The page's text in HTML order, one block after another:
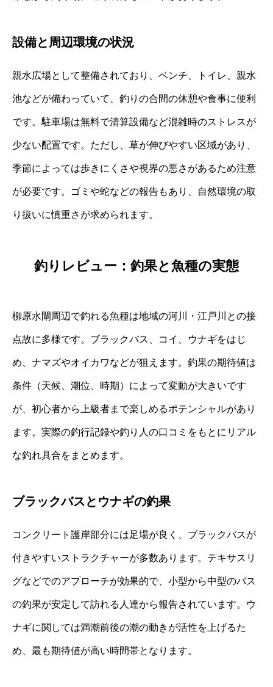
設備と周辺環境の状況
親水広場として整備されており、ベンチ、トイレ、親水
池などが備わっていて、釣りの合間の休憩や食事に便利
です。駐車場は無料で清算設備など混雑時のストレスが
少ない配置です。ただし、草が伸びやすい区域があり、
季節によっては歩きにくさや視界の悪さがあるため注意
が必要です。ゴミや蛇などの報告もあり、自然環境の取
り扱いに慎重さが求められます。
釣りレビュー：釣果と魚種の実態
柳原水閘周辺で釣れる魚種は地域の河川・江戸川との接
点故に多様です。ブラックバス、コイ、ウナギをはじ
め、ナマズやオイカワなどが狙えます。釣果の期待値は
条件（天候、潮位、時期）によって変動が大きいです
が、初心者から上級者まで楽しめるポテンシャルがあり
ます。実際の釣行記録や釣り人の口コミをもとにリアル
な釣れ具合をまとめます。
ブラックバスとウナギの釣果
コンクリート護岸部分には足場が良く、ブラックバスが
付きやすいストラクチャーが多数あります。テキサスリ
グなどでのアプローチが効果的で、小型から中型のバス
の釣果が安定して訪れる人達から報告されています。ウ
ナギに関しては満潮前後の潮の動きが活性を上げるた
め、最も期待値が高い時間帯となります。